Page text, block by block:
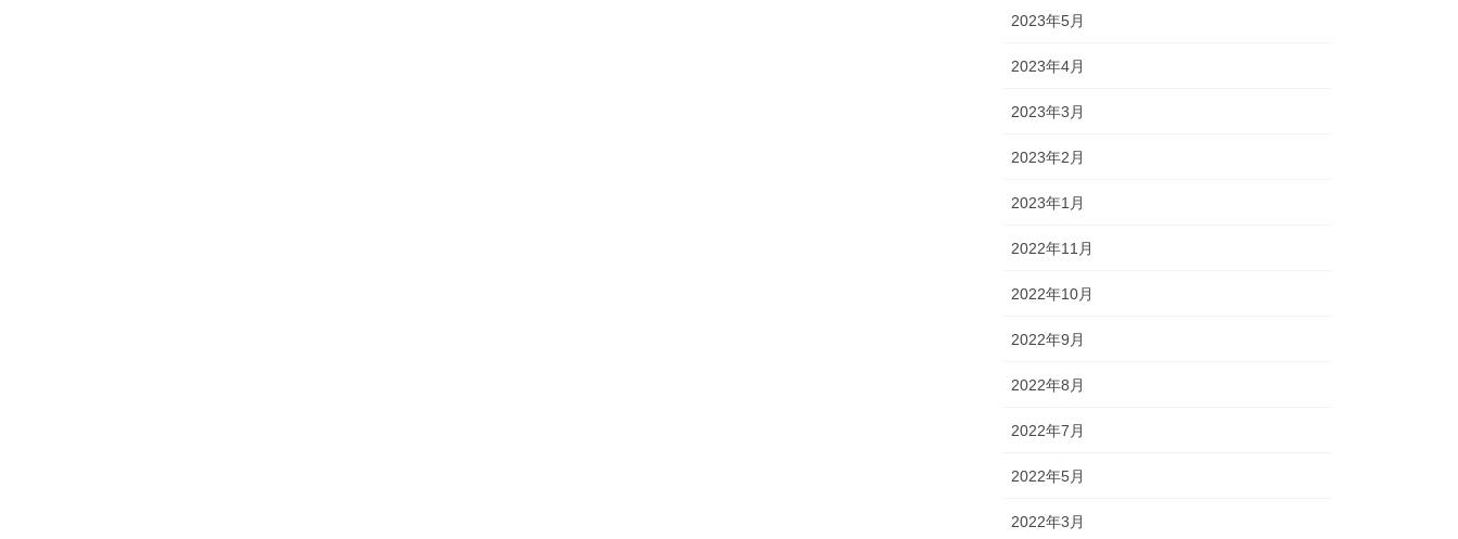
2023年5月
2023年4月
2023年3月
2023年2月
2023年1月
2022年11月
2022年10月
2022年9月
2022年8月
2022年7月
2022年5月
2022年3月